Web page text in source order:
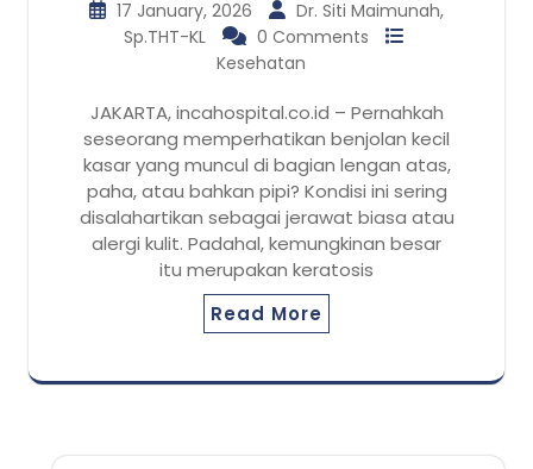
17 January, 2026
Dr. Siti Maimunah,
Sp.THT-KL
0 Comments
Kesehatan
JAKARTA, incahospital.co.id – Pernahkah
seseorang memperhatikan benjolan kecil
kasar yang muncul di bagian lengan atas,
paha, atau bahkan pipi? Kondisi ini sering
disalahartikan sebagai jerawat biasa atau
alergi kulit. Padahal, kemungkinan besar
itu merupakan keratosis
Read More